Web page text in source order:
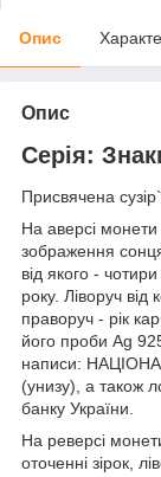
Опис
Опис
Серія:
Присвячена
На аверсі монети
зображення
від якого -
року. Ліворуч
праворуч - рік
його проби Ag
написи:
(унизу), а також
банку України.
На реверсі
оточенні зірок,